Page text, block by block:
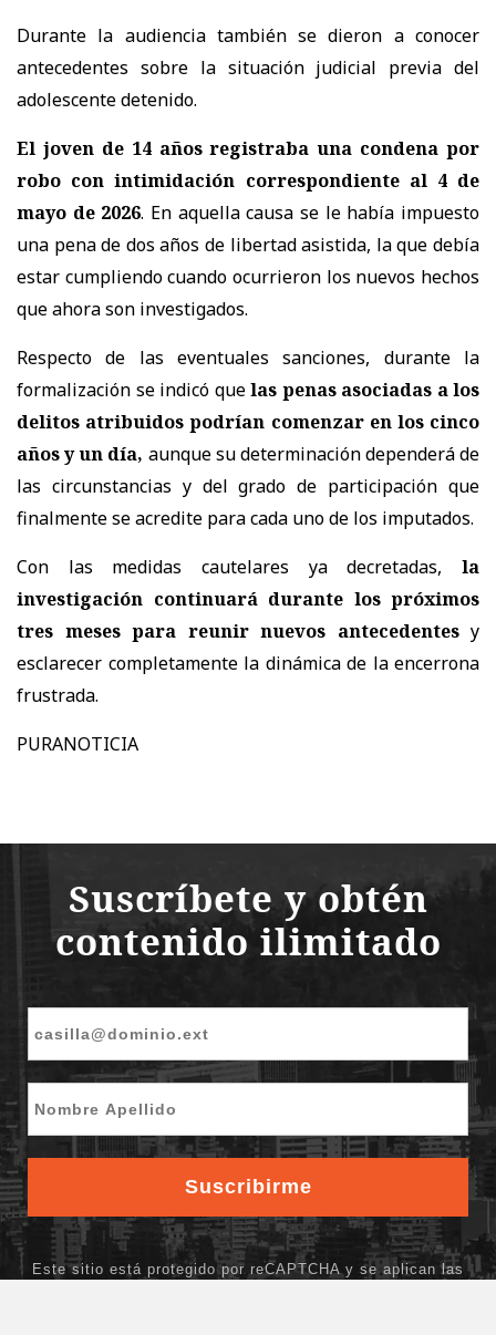
Durante la audiencia también se dieron a conocer
antecedentes sobre la situación judicial previa del
adolescente detenido.
El joven de 14 años registraba una condena por
robo con intimidación correspondiente al 4 de
mayo de 2026. En aquella causa se le había impuesto
una pena de dos años de libertad asistida, la que debía
estar cumpliendo cuando ocurrieron los nuevos hechos
que ahora son investigados.
Respecto de las eventuales sanciones, durante la
formalización se indicó quelas penas asociadas a los
delitos atribuidos podrían comenzar en los cinco
años y un día, aunque su determinación dependerá de
las circunstancias y del grado de participación que
finalmente se acredite para cada uno de los imputados.
Con las medidas cautelares ya decretadas, la
investigación continuará durante los próximos
tres meses para reunir nuevos antecedentesy
esclarecer completamente la dinámica de la encerrona
frustrada.
PURANOTICIA